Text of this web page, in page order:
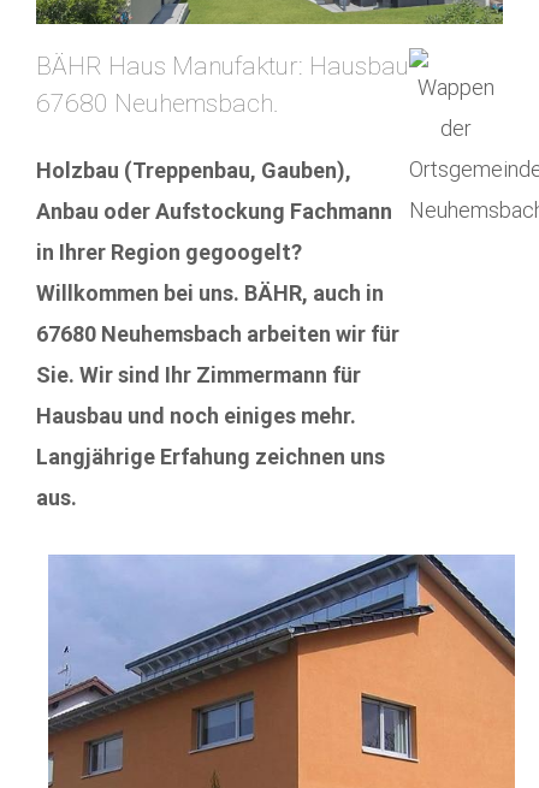
BÄHR Haus Manufaktur: Hausbau
67680 Neuhemsbach.
Holzbau (Treppenbau, Gauben),
Anbau oder Aufstockung Fachmann
in Ihrer Region gegoogelt?
Willkommen bei uns. BÄHR, auch in
67680 Neuhemsbach arbeiten wir für
Sie. Wir sind Ihr Zimmermann für
Hausbau und noch einiges mehr.
Langjährige Erfahung zeichnen uns
aus.